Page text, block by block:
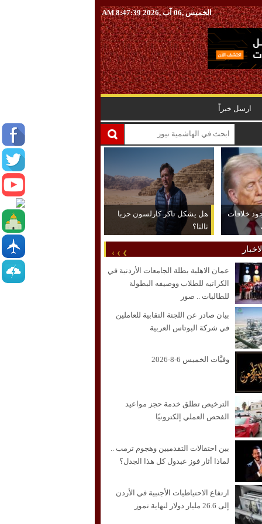
الخميس ,06 آب ,2026 8:47:40 AM
ارسل خبراً
خلافات
هل يشكل تاكر كارلسون حزبا
ثالثا؟
عمان الاهلية بطلة الجامعات الأردنية في
الكراتيه للطلاب ووصيفه البطولة
للطالبات .. صور
بيان صادر عن اللجنة النقابية للعاملين
في شركة البوتاس العربية
وفيَّات الخميس 6-8-2026
الترخيص تطلق خدمة حجز مواعيد
الفحص العملي إلكترونيًا
بين احتفالات التقدميين وهجوم ترمب ..
لماذا أثار فوز عبدول كل هذا الجدل؟
ارتفاع الاحتياطيات الأجنبية في الأردن
إلى 26.6 مليار دولار لنهاية تموز